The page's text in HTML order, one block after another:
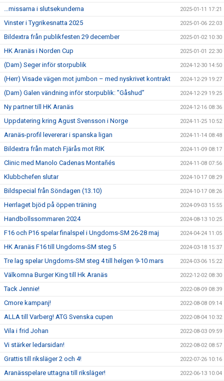
…missarna i slutsekunderna 2025-01-11 17:21
Vinster i Tygrikesnatta 2025 2025-01-06 22:03
Bildextra från publikfesten 29 december 2025-01-02 10:30
HK Aranäs i Norden Cup 2025-01-01 22:30
(Dam) Seger inför storpublik 2024-12-30 14:50
(Herr) Visade vägen mot jumbon – med nyskrivet kontrakt 2024-12-29 19:27
(Dam) Galen vändning inför storpublik: ”Gåshud” 2024-12-29 19:25
Ny partner till HK Aranäs 2024-12-16 08:36
Uppdatering kring Agust Svensson i Norge 2024-11-25 10:52
Aranäs-profil levererar i spanska ligan 2024-11-14 08:48
Bildextra från match Fjärås mot RIK 2024-11-09 08:17
Clinic med Manolo Cadenas Montañés 2024-11-08 07:56
Klubbchefen slutar 2024-10-17 08:29
Bildspecial från Söndagen (13.10) 2024-10-17 08:26
Herrlaget bjöd på öppen träning 2024-09-03 15:55
Handbollssommaren 2024 2024-08-13 10:25
F16 och P16 spelar finalspel i Ungdoms-SM 26-28 maj 2024-04-24 11:05
HK Aranäs F16 till Ungdoms-SM steg 5 2024-03-18 15:37
Tre lag spelar Ungdoms-SM steg 4 till helgen 9-10 mars 2024-03-06 15:22
Välkomna Burger King till Hk Aranäs 2022-12-02 08:30
Tack Jennie! 2022-08-09 08:39
Cmore kampanj! 2022-08-08 09:14
ALLA till Varberg! ATG Svenska cupen 2022-08-04 10:32
Vila i frid Johan 2022-08-03 09:59
Vi stärker ledarsidan! 2022-08-02 08:57
Grattis till riksläger 2 och 4! 2022-07-26 10:16
Aranässpelare uttagna till riksläger! 2022-06-13 10:04